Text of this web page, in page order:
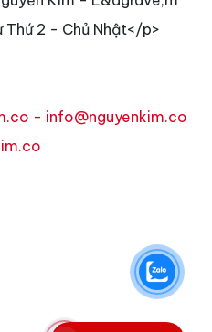
2 - Chủ Nhật</p>
- info@nguyenkim.co